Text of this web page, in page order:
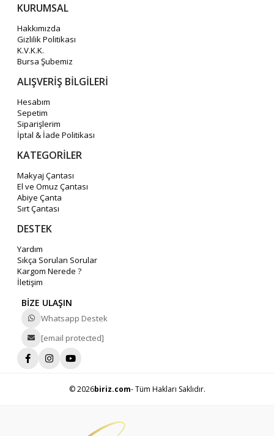
KURUMSAL
Hakkımızda
Gizlilik Politikası
K.V.K.K.
Bursa Şubemiz
ALIŞVERİŞ BİLGİLERİ
Hesabım
Sepetim
Siparişlerim
İptal & İade Politikası
KATEGORİLER
Makyaj Çantası
El ve Omuz Çantası
Abiye Çanta
Sırt Çantası
DESTEK
Yardım
Sıkça Sorulan Sorular
Kargom Nerede ?
İletişim
BİZE ULAŞIN
Whatsapp Destek
[email protected]
© 2026biriz.com- Tüm Hakları Saklıdır.